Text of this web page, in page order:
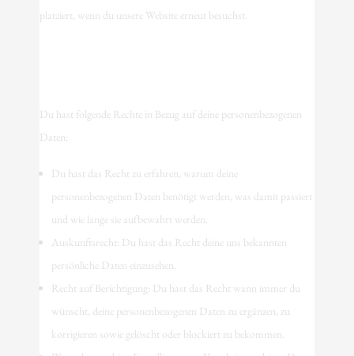
platziert, wenn du unsere Website erneut besuchst.
Du hast folgende Rechte in Bezug auf deine personenbezogenen
Daten:
Du hast das Recht zu erfahren, warum deine
personenbezogenen Daten benötigt werden, was damit passiert
und wie lange sie aufbewahrt werden.
Auskunftsrecht: Du hast das Recht deine uns bekannten
persönliche Daten einzusehen.
Recht auf Berichtigung: Du hast das Recht wann immer du
wünscht, deine personenbezogenen Daten zu ergänzen, zu
korrigieren sowie gelöscht oder blockiert zu bekommen.